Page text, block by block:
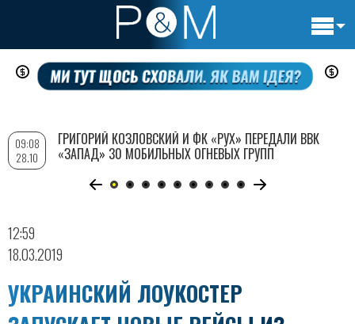
Перейти
содержанию
12:59
18.03.2019
УКРАИНСКИЙ ЛОУКОСТЕР
09:08
28.10
ГРИГОРИЙ КОЗЛОВСКИЙ И ФК «РУХ» ПЕРЕДАЛИ ВВК
«ЗАПАД» 30 МОБИЛЬНЫХ ОГНЕВЫХ ГРУПП